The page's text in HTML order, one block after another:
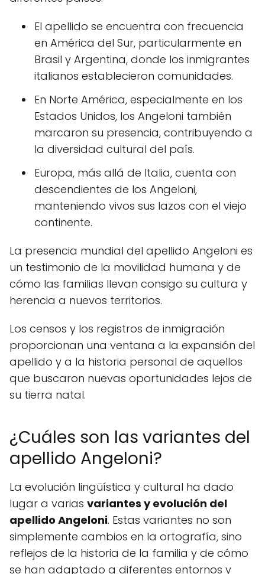
El apellido se encuentra con frecuencia
en América del Sur, particularmente en
Brasil y Argentina, donde los inmigrantes
italianos establecieron comunidades.
En Norte América, especialmente en los
Estados Unidos, los Angeloni también
marcaron su presencia, contribuyendo a
la diversidad cultural del país.
Europa, más allá de Italia, cuenta con
descendientes de los Angeloni,
manteniendo vivos sus lazos con el viejo
continente.
La presencia mundial del apellido Angeloni es
un testimonio de la movilidad humana y de
cómo las familias llevan consigo su cultura y
herencia a nuevos territorios.
Los censos y los registros de inmigración
proporcionan una ventana a la expansión del
apellido y a la historia personal de aquellos
que buscaron nuevas oportunidades lejos de
su tierra natal.
¿Cuáles son las variantes del
apellido Angeloni?
La evolución lingüística y cultural ha dado
lugar a varias variantes y evolución del
apellido Angeloni. Estas variantes no son
simplemente cambios en la ortografía, sino
reflejos de la historia de la familia y de cómo
se han adaptado a diferentes entornos y